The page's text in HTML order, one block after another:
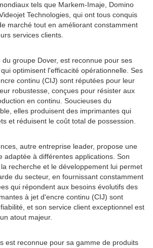
tels que Markem-Imaje, Domino
Technologies, qui ont tous conquis
marché tout en améliorant constamment
services clients.
groupe Dover, est reconnue pour ses
optimisent l'efficacité opérationnelle. Ses
continu (CIJ) sont réputées pour leur
robustesse, conçues pour résister aux
en continu. Soucieuses du
elles produisent des imprimantes qui
et réduisent le coût total de possession.
autre entreprise leader, propose une
adaptée à différentes applications. Son
recherche et le développement lui permet
du secteur, en fournissant constamment
qui répondent aux besoins évolutifs des
à jet d'encre continu (CIJ) sont
et son service client exceptionnel est
atout majeur.
est reconnue pour sa gamme de produits